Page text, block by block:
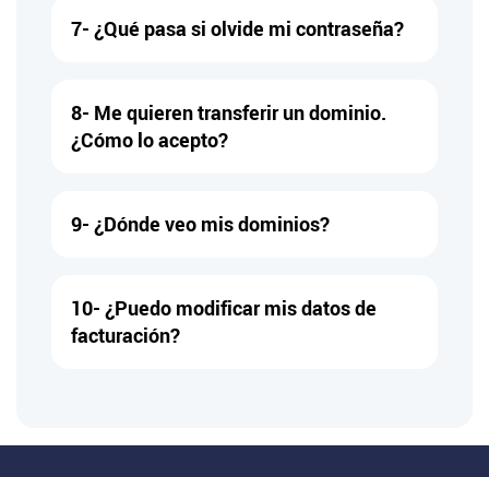
7- ¿Qué pasa si olvide mi contraseña?
8- Me quieren transferir un dominio.
¿Cómo lo acepto?
9- ¿Dónde veo mis dominios?
10- ¿Puedo modificar mis datos de
facturación?